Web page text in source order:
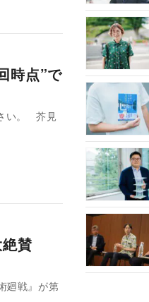
時点”で
い。 芥見
賛
廻戦』が第